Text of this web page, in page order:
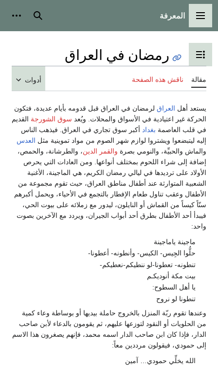
الرئيسية أدوات شخصية
عرض جدول المحتويات
رمضان في العراق
هذه الصفحة
العراقلرمضان في العراق قبل قدومه بأيام عديدة، فتكون
اعتيادية في الأسواق والمحلات. ويُعدسوق الشورجةالقديم
بغدادأكبر سوق تجاري في العراق. فيذهب الناس
ويشتروا لوازم شهر الصوم من مواد تموينية مثل العدس
والنومي بصرةوالقمر الدين ، والطرشانة، والحمص،
شراء اللحوم بمختلف أنواعها. ومن العادات التي يحرص
ترديدها في ليالي رمضان الكريم، هي الماجينة، الأغنية
عند أطفال مناطق العراق، حيث تقوم مجموعة من
تناول طعام الإفطار بالتجمع في الأحياء، ويحمل أكبرهم
من القماش أو النايلون، ليدور مع زملائه على بيوت الحي،
الأطفال بطرق أحد أبواب الجيران، ويردد مع الآخرين بصوت
ياماجينة
الجِيس- الكيس- وأنطونه- أعطونا-
تعطونا-لو ننطيكم-نعطيكم-
أنوديكـم
السطوح:
لو نروح
ربّة المنزل بالخروج حاملة بيديها أو بوساطة وعاء كمية
أو النقود لتوزعها عليهم، ثم يقومون بالدعاء لأبن صاحب
كان ابن صاحب الدار اسمه محمد، فإنهم يصغرون هذا الاسم
فيقولون مرددين معاً:
يخلِّي حمودي… آمين